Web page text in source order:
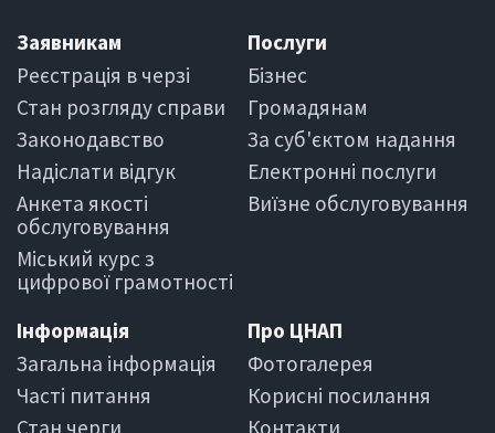
Заявникам
Реєстрація в черзi
Стан розгляду справи
Законодавство
Надіслати вiдгук
Анкета якості
обслуговування
Міський курс з
цифрової грамотності
Послуги
Бiзнес
Громадянам
За суб'єктом надання
Електроннi послуги
Виїзне обслуговування
Iнформацiя
Загальна інформація
Частi питання
Стан черги
Про ЦНАП
Фотогалерея
Корисні посилання
Контакти